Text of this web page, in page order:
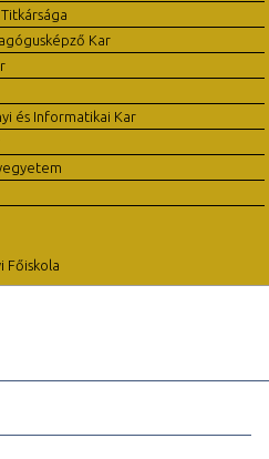
Kar
és Informatikai Kar
Főiskola